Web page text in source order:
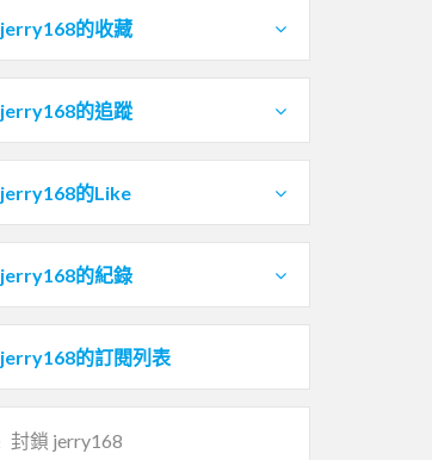
jerry168的收藏
jerry168的追蹤
jerry168的Like
jerry168的紀錄
jerry168的訂閱列表
封鎖 jerry168